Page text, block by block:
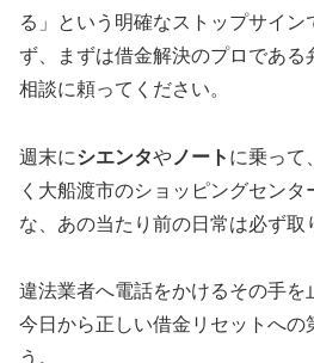
る」という明確なストップサイン
ず、まずは借金解決のプロである
相談に頼ってください。
週末にシエンタや ノート に乗って
く大船渡市のショッピングセンタ
な、あの当たり前の日常は必ず取
違法業者へ電話をかけるその手を
今日から正しい借金リセットへの
う。